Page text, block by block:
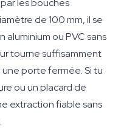
les bouches
de 100 mm, il se
aluminium ou PVC sans
tourne suffisamment
porte fermée. Si tu
ou un placard de
extraction fiable sans